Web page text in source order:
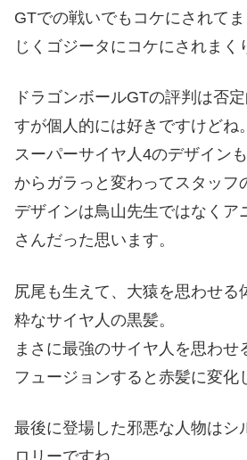
GTでの戦いでもコケにされて
じくゴジータにコケにされまく
ドラゴンボールGTの評判は否
すが個人的には好きですけどね。
スーパーサイヤ人4のデザイン
からガラっと変わってスタッフ
デザインは鳥山先生ではなくア
さんだった思います。
尻尾も生えて、大猿を思わせる
粋なサイヤ人の黒髪。
まさに最強のサイヤ人を思わせ
フュージョンすると赤髪に変化
最後に登場した邪悪な人物はシ
ロリーですね。